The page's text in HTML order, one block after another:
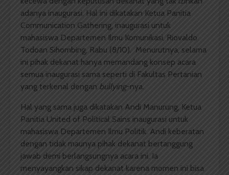
adanya inaugurasi. Hal ini dikatakan Ketua Panitia
Communication Gathering, inaugurasi untuk
mahasiswa Departemen Ilmu Komunikasi, Riovaldo
Todoan Sihombing, Rabu (8/10). Menurutnya, selama
ini pihak dekanat hanya memandang konsep acara
semua inaugurasi sama seperti di Fakultas Pertanian
yang terkenal dengan bullying-nya.
Hal yang sama juga dikatakan Andi Manurung, Ketua
Panitia United of Political Sains inaugurasi untuk
mahasiswa Departemen Ilmu Politik. Andi keberatan
dengan tidak maunya pihak dekanat bertanggung
jawab demi berlangsungnya acara ini. Ia
menyayangkan sikap dekanat karena momen ini bisa